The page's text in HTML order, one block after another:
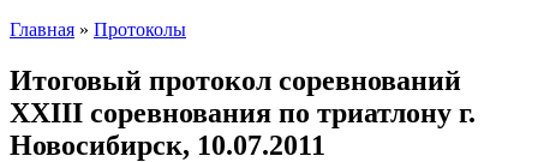
Главная » Протоколы
Итоговый протокол соревнований
XXIII соревнования по триатлону г.
Новосибирск, 10.07.2011